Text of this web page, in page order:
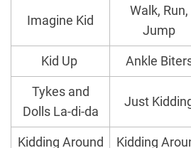
Imagine Kid
Walk, Run,
Jump
Kid Up Ankle
Tykes and
Dolls La-di-da
Just
Kidding Around Kidding